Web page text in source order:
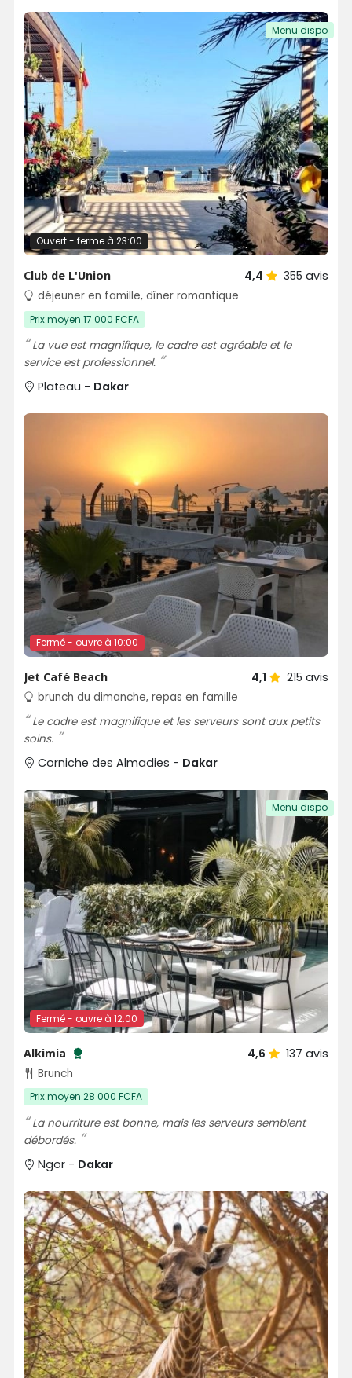
Ouvert - ferme à 23:00
Menu dispo
Club de L'Union 4,4 355 avis
déjeuner en famille, dîner romantique
Prix moyen 17 000 FCFA
La vue est magnifique, le cadre est agréable et le
service est professionnel.
Plateau - Dakar
Fermé - ouvre à 10:00
Jet Café Beach 4,1 215 avis
brunch du dimanche, repas en famille
Le cadre est magnifique et les serveurs sont aux petits
soins.
Corniche des Almadies - Dakar
Fermé - ouvre à 12:00
Menu dispo
Alkimia
Testé et approuvé par SénéGuide
4,6 137 avis
Brunch
Prix moyen 28 000 FCFA
La nourriture est bonne, mais les serveurs semblent
débordés.
Ngor - Dakar